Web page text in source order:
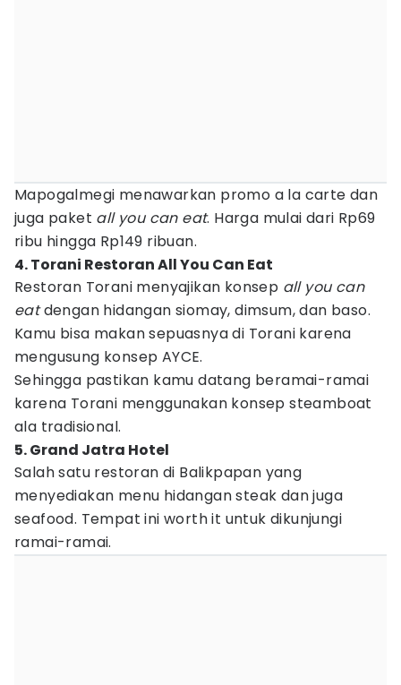
Mapogalmegi menawarkan promo a la carte dan
juga paket all you can eat. Harga mulai dari Rp69
ribu hingga Rp149 ribuan.
4. Torani Restoran All You Can Eat
Restoran Torani menyajikan konsep all you can
eatdengan hidangan siomay, dimsum, dan baso.
Kamu bisa makan sepuasnya di Torani karena
mengusung konsep AYCE.
Sehingga pastikan kamu datang beramai-ramai
karena Torani menggunakan konsep steamboat
ala tradisional.
5. Grand Jatra Hotel
Salah satu restoran di Balikpapan yang
menyediakan menu hidangan steak dan juga
seafood. Tempat ini worth it untuk dikunjungi
ramai-ramai.